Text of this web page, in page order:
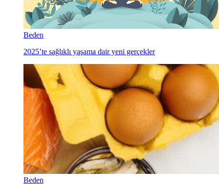
Beden
2025’te sağlıklı yaşama dair yeni gerçekler
Beden